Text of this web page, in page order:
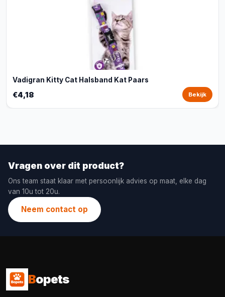
Vadigran Kitty Cat Halsband Kat Paars
€4,18 Bekijk
Vragen over dit product?
Ons team staat klaar met persoonlijk advies op maat, elke dag
van 10u tot 20u.
Neem contact op
Bopets